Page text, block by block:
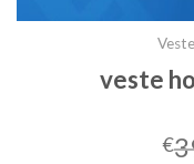
veste
€